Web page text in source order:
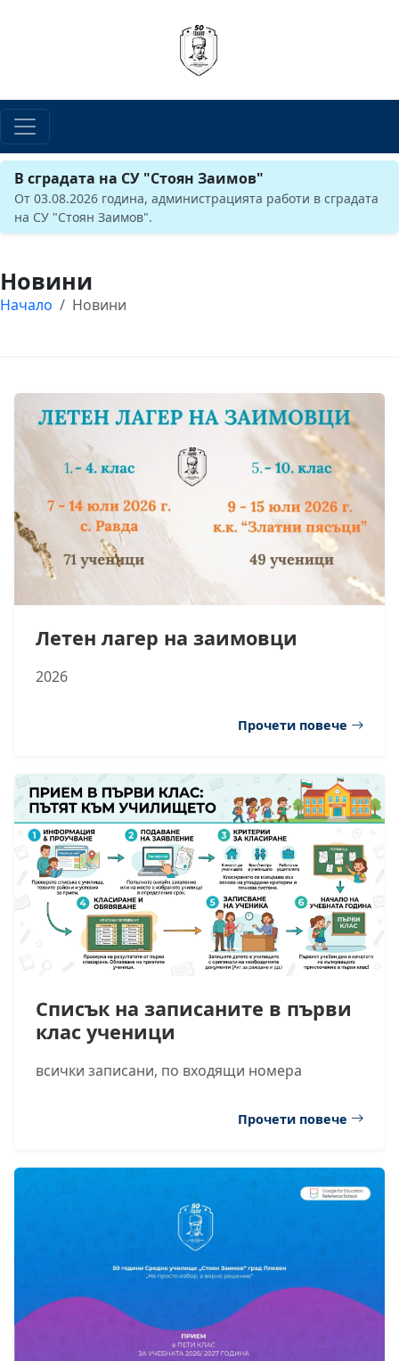
В сградата на СУ "Стоян Заимов"
От 03.08.2026 година, администрацията работи в сградата
на СУ "Стоян Заимов".
Новини
Начало Новини
Летен лагер на заимовци
2026
Прочети повече
Списък на записаните в първи
клас ученици
всички записани, по входящи номера
Прочети повече